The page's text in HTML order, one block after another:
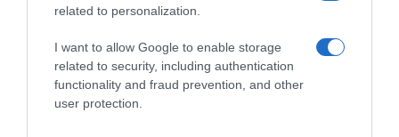
related to personalization.
I want to allow Google to enable storage
related to security, including authentication
functionality and fraud prevention, and other
user protection.